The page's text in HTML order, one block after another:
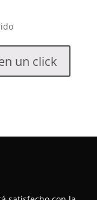
un click